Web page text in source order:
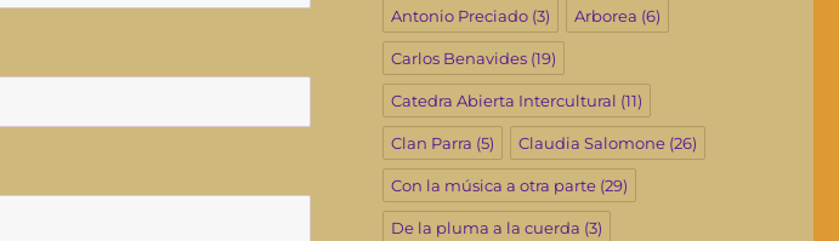
Antonio Preciado(3) Arborea (6)
Carlos Benavides(19)
Catedra Abierta Intercultural (11)
Clan Parra (5) Claudia Salomone(26)
Con la música a otra parte(29)
De la pluma a la cuerda (3)